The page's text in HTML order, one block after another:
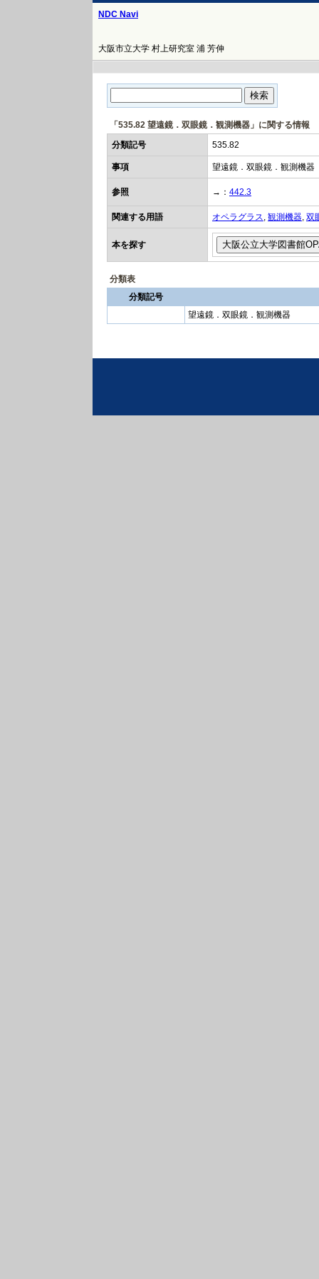
NDC Navi
大阪市立大学 村上研究室 浦 芳伸
「535.82 望遠鏡．双眼鏡．観測機器」に関する情報
分類記号
535.82
事項 望遠鏡．双眼鏡．観測機器
参照 →： 442.3
関連する用語 オペラグラス, 観測機器, 双
本を探す
分類表
分類記号
望遠鏡．双眼鏡．観測機器